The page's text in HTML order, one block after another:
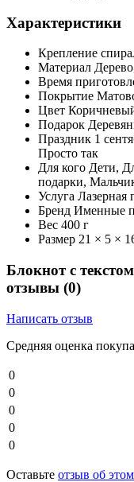
Характеристики
Крепление
Материал
Время
Покрытие
Цвет
Подарок
Праздник 1
Просто так
Для кого Дети,
подарки,
Услуга Лазерная
Бренд Именные
Вес 400 г
Размер 21 × 5 ×
Блокнот с
отзывы (0)
Написать отзыв
Средняя оценка
0
0
0
0
0
Оставьте отзыв об